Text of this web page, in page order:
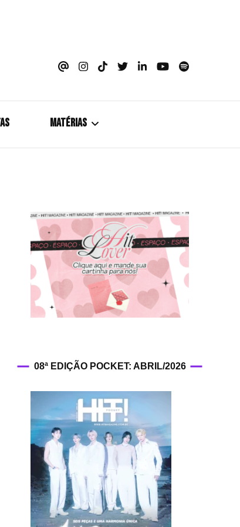
MATÉRIAS
Coletiva de Imprensa
Drama? HIT!
HIT!Fashion
HIT!Filmes
HIT!Hop
HIT!Leituras
HIT!Diary
HIT!Lyrics
HIT!Politics
08ª EDIÇÃO POCKET: ABRIL/2026